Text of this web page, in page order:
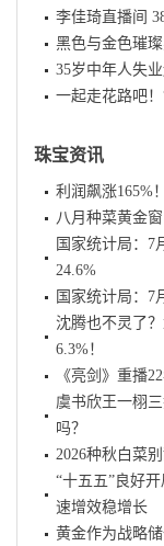
李佳琦直播间
黑色与金色璀
35岁中年人失
一起走花路吧
珠宝资讯
利润飙涨165%
八月种菜黄金
国家统计局：7
24.6%
国家统计局：7
沈腾也不灵了
6.3%！
《亮剑》重播
虞书欣王一栩
吗？
2026种秋白菜
“十五五”良好
速增效稳增长
黄金作为战略